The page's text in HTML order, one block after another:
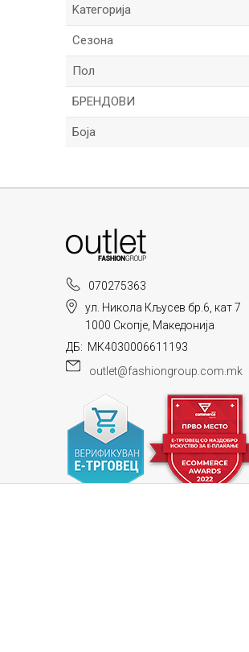
Kатегорија
Сезона
Пол
БРЕНДОВИ
Боја
Порака
ИСПРАТИ
070275363
ул. Никола Кљусев бр.6, кат 7
1000 Скопје, Македонија
ДБ: МК4030006611193
outlet@fashiongroup.com.mk
Сите
гарантираме